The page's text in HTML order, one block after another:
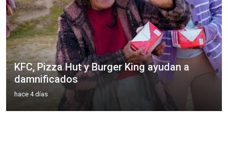
KFC, Pizza Hut y Burger King ayudan a
damnificados
hace 4 días